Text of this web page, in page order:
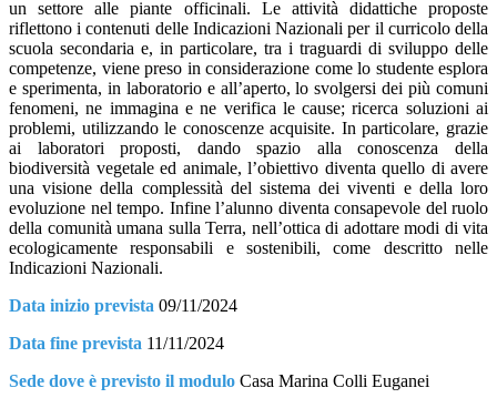
un settore alle piante officinali. Le attività didattiche proposte
riflettono i contenuti delle Indicazioni Nazionali per il curricolo della
scuola secondaria e, in particolare, tra i traguardi di sviluppo delle
competenze, viene preso in considerazione come lo studente esplora
e sperimenta, in laboratorio e all’aperto, lo svolgersi dei più comuni
fenomeni, ne immagina e ne verifica le cause; ricerca soluzioni ai
problemi, utilizzando le conoscenze acquisite. In particolare, grazie
ai laboratori proposti, dando spazio alla conoscenza della
biodiversità vegetale ed animale, l’obiettivo diventa quello di avere
una visione della complessità del sistema dei viventi e della loro
evoluzione nel tempo. Infine l’alunno diventa consapevole del ruolo
della comunità umana sulla Terra, nell’ottica di adottare modi di vita
ecologicamente responsabili e sostenibili, come descritto nelle
Indicazioni Nazionali.
Data inizio prevista 09/11/2024
Data fine prevista 11/11/2024
Sede dove è previsto il modulo Casa Marina Colli Euganei